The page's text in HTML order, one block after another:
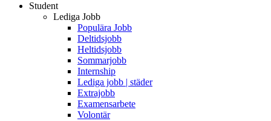
Student
Lediga Jobb
Populära Jobb
Deltidsjobb
Heltidsjobb
Sommarjobb
Internship
Lediga jobb | städer
Extrajobb
Examensarbete
Volontär